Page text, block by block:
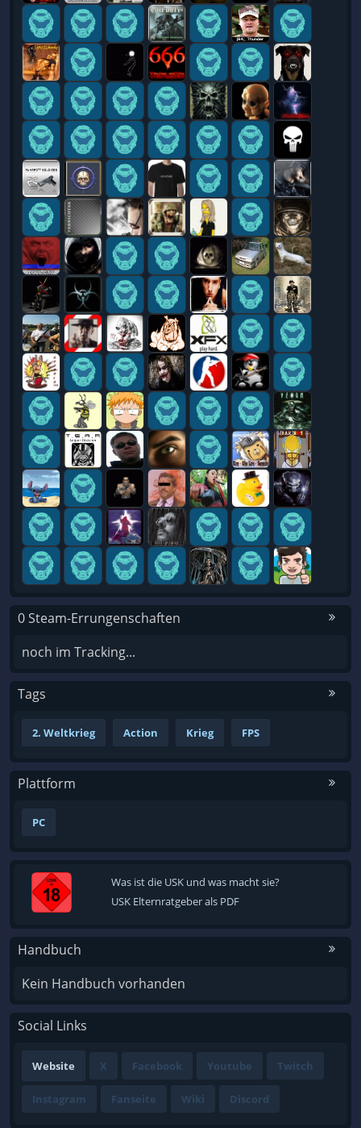
0 Steam-Errungenschaften
noch im Tracking...
Tags
2. Weltkrieg Action Krieg FPS
Plattform
PC
Was ist die USK und was macht sie?
USK Elternratgeber als PDF
Handbuch
Kein Handbuch vorhanden
Social Links
Website X Facebook Youtube Twitch
Instagram Fanseite Wiki Discord